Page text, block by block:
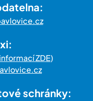
ZDE)
schránky: